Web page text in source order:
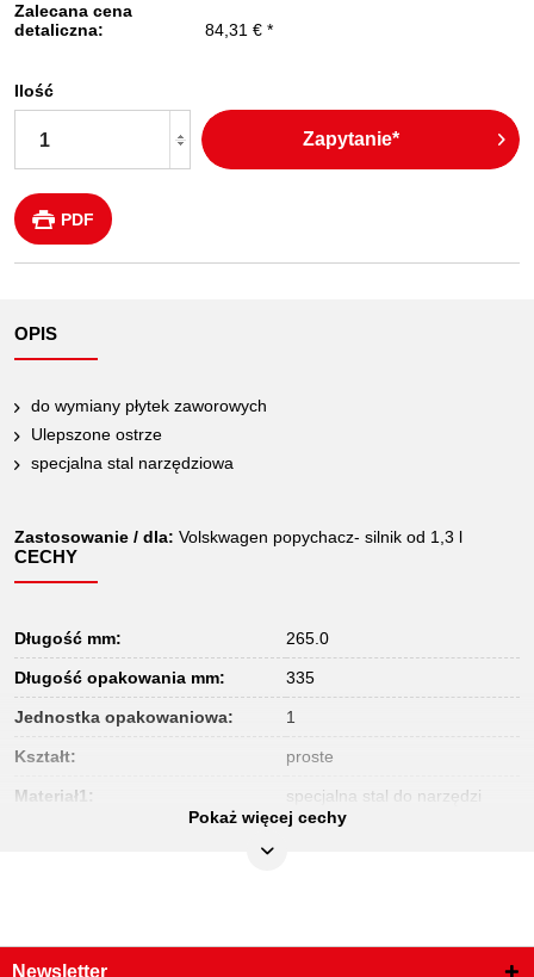
Zalecana cena
detaliczna:
84,31 € *
Ilość
Zapytanie*
PDF
OPIS
do wymiany płytek zaworowych
Ulepszone ostrze
specjalna stal narzędziowa
Zastosowanie / dla: Volskwagen popychacz- silnik od 1,3 l
CECHY
Długość mm: 265.0
Długość opakowania mm: 335
Jednostka opakowaniowa: 1
Kształt: proste
Materiał1: specjalna stal do narzędzi
Zastosowanie do:: Volkswagen
Pokaż więcej cechy
Newsletter